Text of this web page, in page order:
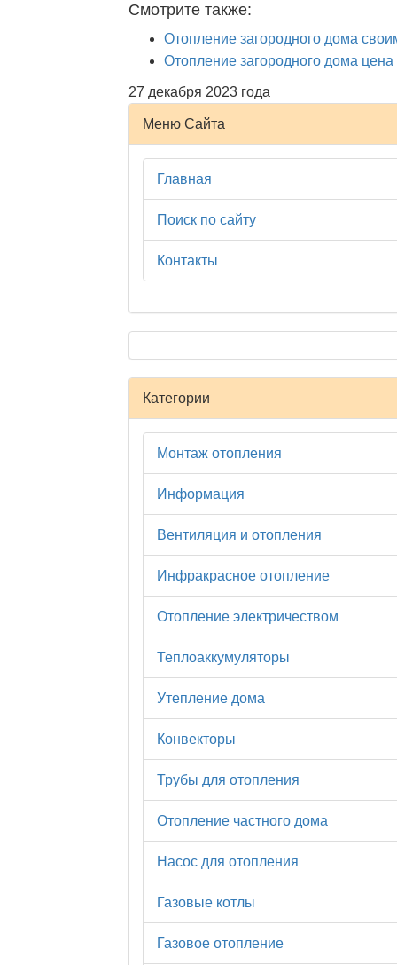
Смотрите также:
Отопление загородного дома
Отопление загородного дома цена
27 декабря 2023 года
Меню Сайта
Главная
Поиск по сайту
Контакты
Категории
Монтаж отопления
Информация
Вентиляция и отопления
Инфракрасное отопление
Отопление электричеством
Теплоаккумуляторы
Утепление дома
Конвекторы
Трубы для отопления
Отопление частного дома
Насос для отопления
Газовые котлы
Газовое отопление